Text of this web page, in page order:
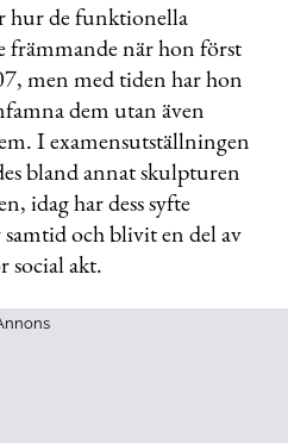
hur de funktionella
främmande när hon först
men med tiden har hon
dem utan även
I examensutställningen
bland annat skulpturen
idag har dess syfte
och blivit en del av
social akt.